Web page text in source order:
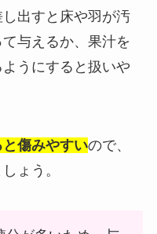
出すと床や羽が汚
与えるか、果汁を
うにすると扱いや
傷みやすいので、
ょう。